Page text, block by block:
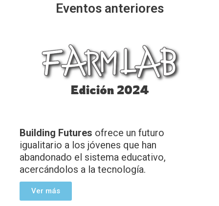
Eventos anteriores
Edición 2024
Building Futures ofrece un futuro
igualitario a los jóvenes que han
abandonado el sistema educativo,
acercándolos a la tecnología.
Ver más